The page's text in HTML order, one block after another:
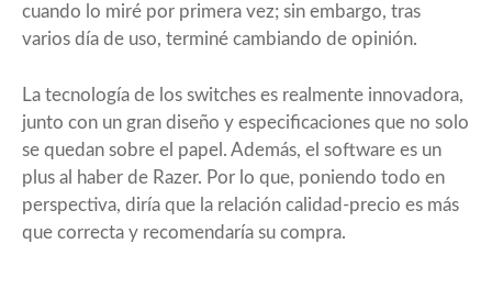
cuando lo miré por primera vez; sin embargo, tras
varios día de uso, terminé cambiando de opinión.
La tecnología de los switches es realmente innovadora,
junto con un gran diseño y especificaciones que no solo
se quedan sobre el papel. Además, el software es un
plus al haber de Razer. Por lo que, poniendo todo en
perspectiva, diría que la relación calidad-precio es más
que correcta y recomendaría su compra.